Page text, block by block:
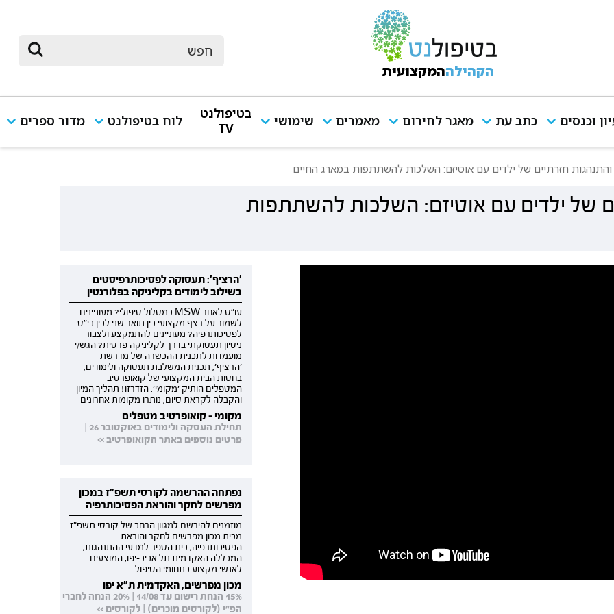
הקהילההמקצועית
וכנסים כתב עת מאגר לחירום מאמרים שימושי
בטיפולנט
TV
לוח בטיפולנט מדור ספרים
והתנהגות חזרתיים של ילדים עם אוטיזם: השלכות להשתתפות במארג החיים
של ילדים עם אוטיזם: השלכות להשתתפות
'הרציף': תעסוקה לפסיכותרפיסטים
בשילוב לימודים בקליניקה בפלורנטין
עו"ס לאחר MSW במסלול טיפולי? מעוניינים
לשמור על רצף מקצועי בין תואר שני לבין בי"ס
לפסיכותרפיה? מעוניינים להתמקצע ולצבור
ניסיון תעסוקתי בדרך לקליניקה פרטית? הגש/י
מועמדות לתכנית ההכשרה של מדרשת
'הרציף', תכנית המשלבת תעסוקה ולימודים,
בחסות הבית המקצועי של קואופרטיב
המטפלים הותיק 'מקומי'. הזדרזו! תהליך המיון
והקבלה לקראת סיום, נותרו מקומות אחרונים
מקומי - קואופרטיב מטפלים
תחילת העסקה ולימודים באוקטובר 26 |
פרטים נוספים באתר הקואופרטיב >>
נפתחה ההרשמה לקורסי תשפ"ז במכון
מפרשים לחקר והוראת הפסיכותרפיה
מוזמנים להירשם למגוון הרחב של קורסי תשפ"ז
מבית מכון מפרשים לחקר והוראת
הפסיכותרפיה, בית הספר למדעי ההתנהגות,
המכללה האקדמית תל אביב-יפו, המוצעים
לאנשי מקצוע בתחומי הטיפול.
מכון מפרשים, האקדמית ת"א יפו
15% הנחת רישום עד 14/08 | 20% הנחה לחברי
הפ"י (לקורסים מוכרים) | לקורסים >>